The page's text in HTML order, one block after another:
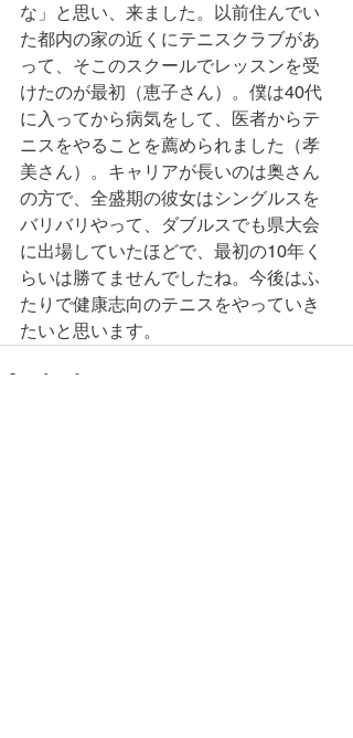
な」と思い、来ました。以前住んでい
た都内の家の近くにテニスクラブがあ
って、そこのスクールでレッスンを受
けたのが最初（恵子さん）。僕は40代
に入ってから病気をして、医者からテ
ニスをやることを薦められました（孝
美さん）。キャリアが長いのは奥さん
の方で、全盛期の彼女はシングルスを
バリバリやって、ダブルスでも県大会
に出場していたほどで、最初の10年く
らいは勝てませんでしたね。今後はふ
たりで健康志向のテニスをやっていき
たいと思います。